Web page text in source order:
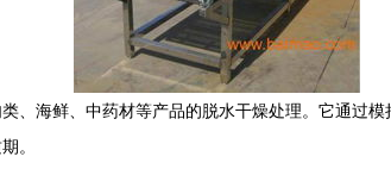
、海鲜、中药材等产品的脱水干燥处理。它通过
。